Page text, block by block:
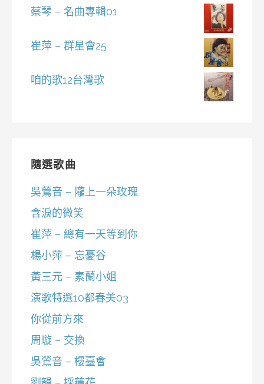
蔡琴 – 名曲專輯01
崔萍 – 群星會25
咱的歌12台灣歌
隨選歌曲
吳鶯音 – 隴上一朵玫瑰
含淚的微笑
崔萍 – 總有一天等到你
楊小萍 – 忘憂谷
黃三元 – 素蘭小姐
演歌特選10都春美03
你從前方來
周璇 – 交換
吳鶯音 – 樓臺會